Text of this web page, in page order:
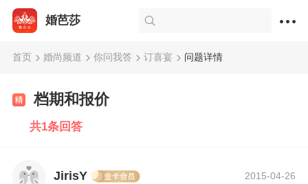
婚芭莎
首页 婚尚频道 你问我答 订喜宴 问题详情
档期和报价
共1条回答
JirisY 2015-04-26